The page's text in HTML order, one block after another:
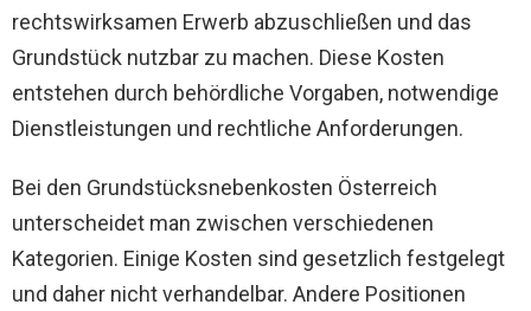
rechtswirksamen Erwerb abzuschließen und das
Grundstück nutzbar zu machen. Diese Kosten
entstehen durch behördliche Vorgaben, notwendige
Dienstleistungen und rechtliche Anforderungen.
Bei den Grundstücksnebenkosten Österreich
unterscheidet man zwischen verschiedenen
Kategorien. Einige Kosten sind gesetzlich festgelegt
und daher nicht verhandelbar. Andere Positionen